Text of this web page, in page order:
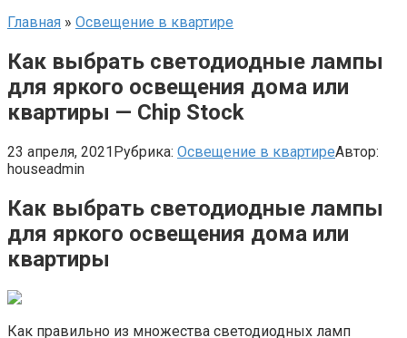
Главная » Освещение в квартире
Как выбрать светодиодные лампы
для яркого освещения дома или
квартиры — Chip Stock
23 апреля, 2021Рубрика: Освещение в квартиреАвтор:
houseadmin
Как выбрать светодиодные лампы
для яркого освещения дома или
квартиры
Как правильно из множества светодиодных ламп